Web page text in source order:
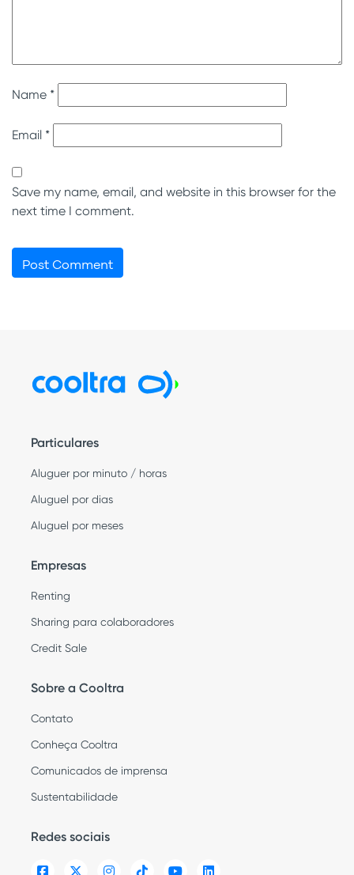
Name *
Email *
Save my name, email, and website in this browser for the
next time I comment.
Particulares
Aluguer por minuto / horas
Aluguel por dias
Aluguel por meses
Empresas
Renting
Sharing para colaboradores
Credit Sale
Sobre a Cooltra
Contato
Conheça Cooltra
Comunicados de imprensa
Sustentabilidade
Redes sociais